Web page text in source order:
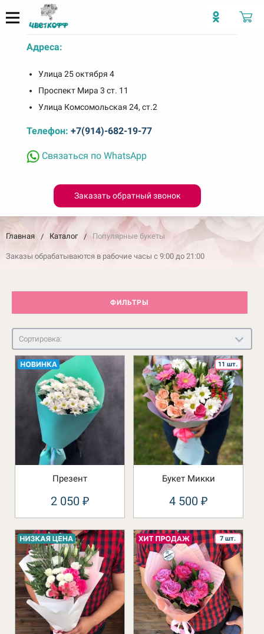
Адреса:
Улица 25 октября 4
Проспект Мира 3 ст. 11
Улица Комсомольская 24, ст.2
Телефон: +7(914)-682-19-77
Связаться по WhatsApp
Заказать обратный звонок
Главная Каталог Популярные букеты
Заказы обрабатываются в рабочие часы с 9:00 до 21:00
ФИЛЬТРЫ
Сортировка:
Презент
2 050 ₽
11 шт.
Букет Микки
4 500 ₽
7 шт.